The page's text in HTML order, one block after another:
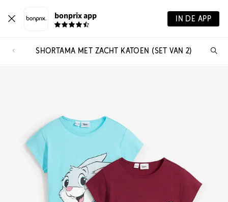
bonprix app IN DE APP
SHORTAMA MET ZACHT KATOEN (SET VAN 2)